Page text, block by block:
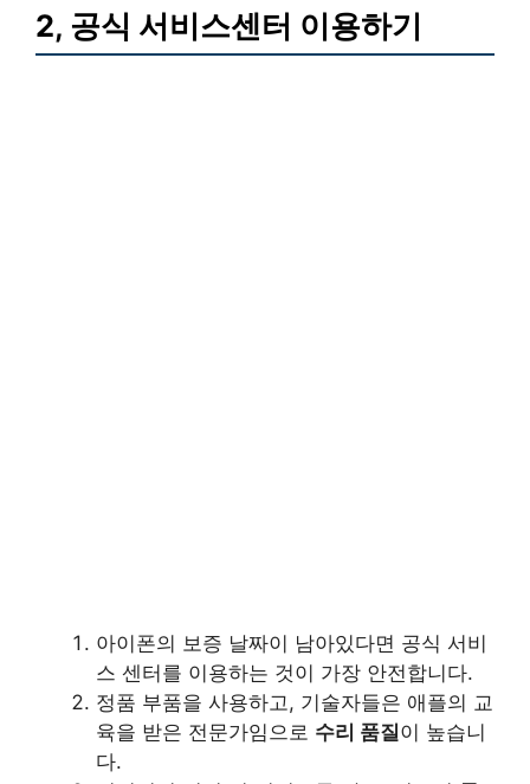
2, 공식 서비스센터 이용하기
아이폰의 보증 날짜이 남아있다면 공식 서비
스 센터를 이용하는 것이 가장 안전합니다.
정품 부품을 사용하고, 기술자들은 애플의 교
육을 받은 전문가임으로 수리 품질이 높습니
다.